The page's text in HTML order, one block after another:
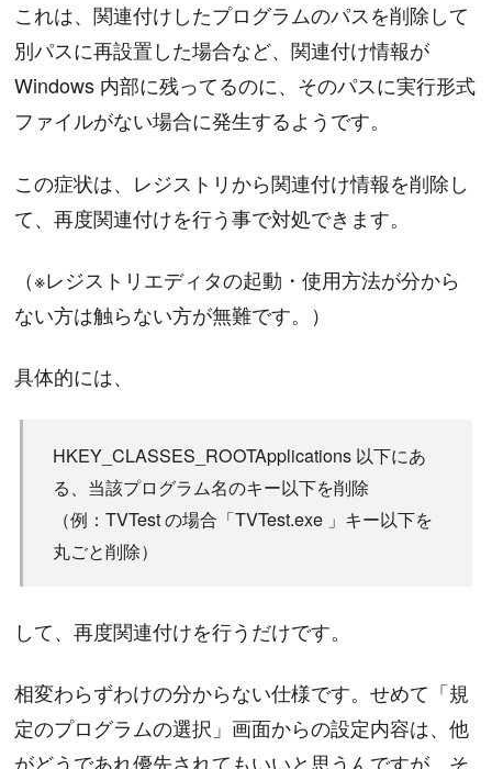
これは、関連付けしたプログラムのパスを削除して
別パスに再設置した場合など、関連付け情報が
Windows 内部に残ってるのに、そのパスに実行形式
ファイルがない場合に発生するようです。
この症状は、レジストリから関連付け情報を削除し
て、再度関連付けを行う事で対処できます。
（※レジストリエディタの起動・使用方法が分から
ない方は触らない方が無難です。）
具体的には、
HKEY_CLASSES_ROOTApplications 以下にあ
る、当該プログラム名のキー以下を削除
（例：TVTest の場合「TVTest.exe 」キー以下を
丸ごと削除）
して、再度関連付けを行うだけです。
相変わらずわけの分からない仕様です。せめて「規
定のプログラムの選択」画面からの設定内容は、他
がどうであれ優先されてもいいと思うんですが、そ